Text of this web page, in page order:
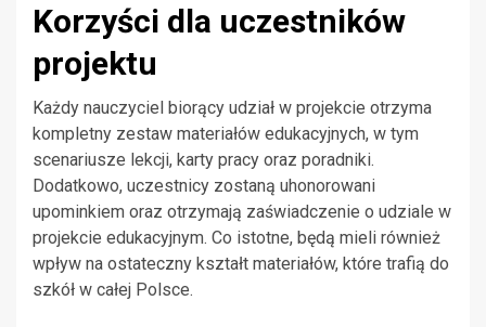
Korzyści dla uczestników
projektu
Każdy nauczyciel biorący udział w projekcie otrzyma
kompletny zestaw materiałów edukacyjnych, w tym
scenariusze lekcji, karty pracy oraz poradniki.
Dodatkowo, uczestnicy zostaną uhonorowani
upominkiem oraz otrzymają zaświadczenie o udziale w
projekcie edukacyjnym. Co istotne, będą mieli również
wpływ na ostateczny kształt materiałów, które trafią do
szkół w całej Polsce.